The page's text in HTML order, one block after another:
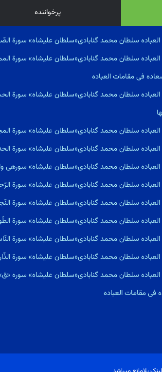
پرخواننده
سلطان محمد گنابادی«سلطان علیشاه» سورة
سلطان محمد گنابادی«سلطان علیشاه» سورة
فى مقامات العباده
سلطان محمد گنابادی«سلطان علیشاه» سورة
سلطان محمد گنابادی«سلطان علیشاه» سورة
سلطان محمد گنابادی«سلطان علیشاه» سورة
سلطان محمد گنابادی«سلطان علیشاه» سورهى
سلطان محمد گنابادی«سلطان علیشاه» سورة
سلطان محمد گنابادی«سلطان علیشاه» سورة
سلطان محمد گنابادی«سلطان علیشاه» سورة
سلطان محمد گنابادی«سلطان علیشاه» سورة
سلطان محمد گنابادی«سلطان علیشاه» سورة
سلطان محمد گنابادی«سلطان علیشاه» سوره
فى مقامات العباده